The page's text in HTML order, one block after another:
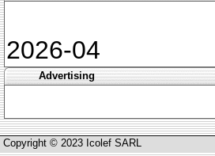
2026-04
Advertising
Copyright © 2023 Icolef SARL